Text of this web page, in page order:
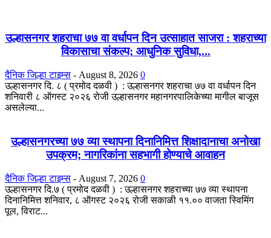
उल्हासनगर शहराचा ७७ वा वर्धापन दिन उत्साहात साजरा : शहराच्या
विकासाचा संकल्प; आधुनिक सुविधा,...
दैनिक जिल्हा टाइम्स - August 8, 2026 0
उल्हासनगर दि. ८ ( प्रमोद दळवी ) : उल्हासनगर शहराचा ७७ वा वर्धापन दिन
शनिवारी ८ ऑगस्ट २०२६ रोजी उल्हासनगर महानगरपालिकेच्या मागील बाजूस
असलेल्या...
उल्हासनगरच्या ७७ व्या स्थापना दिनानिमित्त शिक्षादानाचा अनोखा
उपक्रम; नागरिकांना सहभागी होण्याचे आवाहन
दैनिक जिल्हा टाइम्स - August 7, 2026 0
उल्हासनगर दि.७ ( प्रमोद दळवी ) : उल्हासनगर शहराच्या ७७ व्या स्थापना
दिनानिमित्त शनिवार, ८ ऑगस्ट २०२६ रोजी सकाळी ११.०० वाजता स्विमिंग
पूल, विराट...